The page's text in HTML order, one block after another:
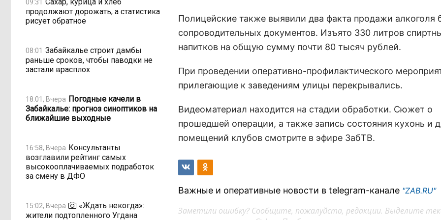
09:31
продолжают дорожать, а статистика
рисует обратное
08:01 Забайкалье строит дамбы
раньше сроков, чтобы паводки не
застали врасплох
18:01, Вчера Погодные качели в
Забайкалье: прогноз синоптиков на
ближайшие выходные
16:58, Вчера Консультанты
возглавили рейтинг самых
высокооплачиваемых подработок
за смену в ДФО
15:02, Вчера
«Ждать некогда»:
жители подтопленного Угдана
Полицейские также выявили два факта продажи алкоголя
сопроводительных документов. Изъято 330 литров
напитков на общую сумму почти 80 тысяч рублей.
При проведении оперативно-профилактического
прилегающие к заведениям улицы перекрывались.
Видеоматериал находится на стадии обработки. Сюжет о
прошедшей операции, а также запись состояния кухонь и
помещений клубов смотрите в эфире ЗабТВ.
Важные и оперативные новости в telegram-канале "ZAB.RU"
Заметили ошибку? Сообщите, пожалуйста, редакции. Выделите